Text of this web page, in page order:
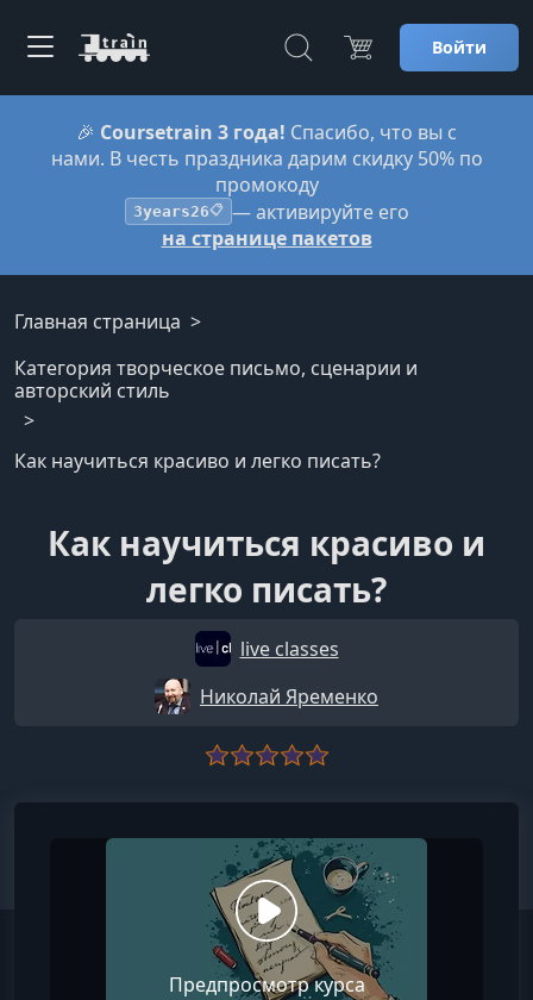
Войти
🎉 Coursetrain 3 года! Спасибо, что вы с
нами. В честь праздника дарим скидку 50% по
промокоду
3years26📋 — активируйте его
на странице пакетов
Главная страница
Категория творческое письмо, сценарии и
авторский стиль
Как научиться красиво и легко писать?
Как научиться красиво и
легко писать?
live classes
Николай Яременко
Предпросмотр курса